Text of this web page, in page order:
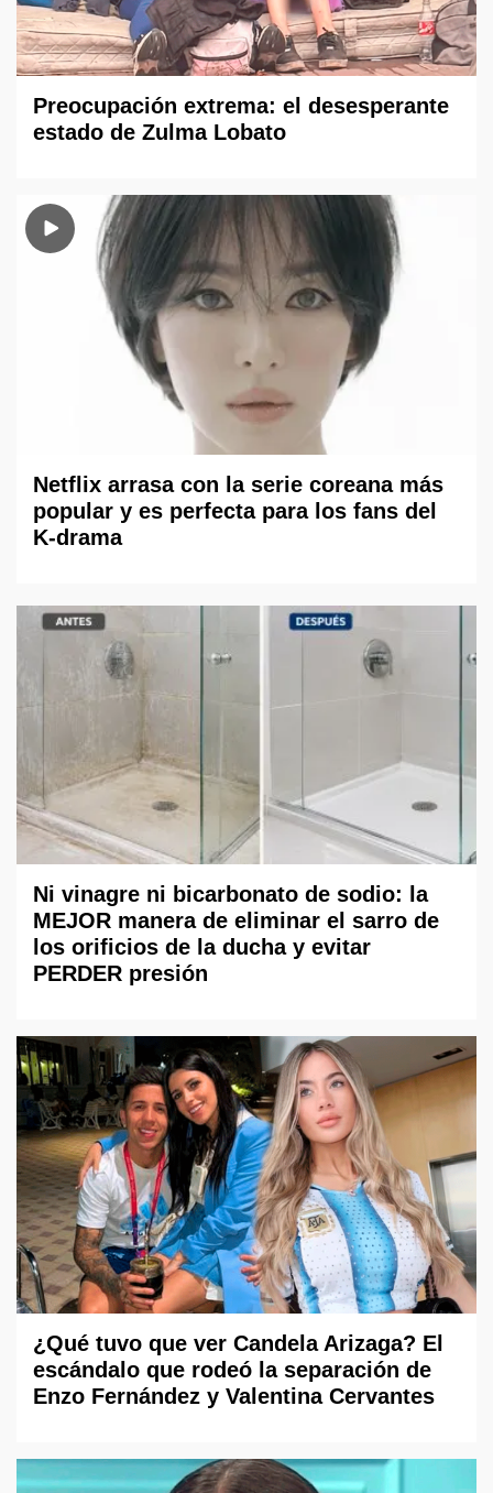
Preocupación extrema: el desesperante
estado de Zulma Lobato
Netflix arrasa con la serie coreana más
popular y es perfecta para los fans del
K-drama
Ni vinagre ni bicarbonato de sodio: la
MEJOR manera de eliminar el sarro de
los orificios de la ducha y evitar
PERDER presión
¿Qué tuvo que ver Candela Arizaga? El
escándalo que rodeó la separación de
Enzo Fernández y Valentina Cervantes